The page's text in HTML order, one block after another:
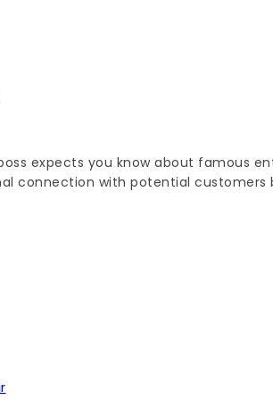
expects you know about famous
connection with potential